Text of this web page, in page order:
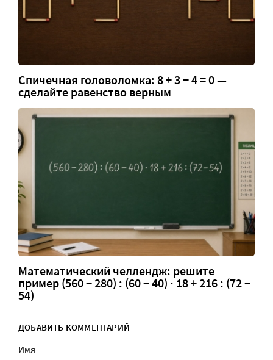
Спичечная головоломка: 8 + 3 − 4 = 0 —
сделайте равенство верным
Математический челлендж: решите
пример (560 − 280) : (60 − 40) · 18 + 216 : (72 −
54)
ДОБАВИТЬ КОММЕНТАРИЙ
Имя